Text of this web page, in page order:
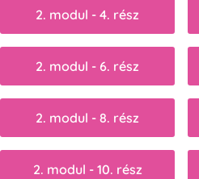
2. modul - 4. rész
2. modul - 6. rész
2. modul - 8. rész
2. modul - 10. rész